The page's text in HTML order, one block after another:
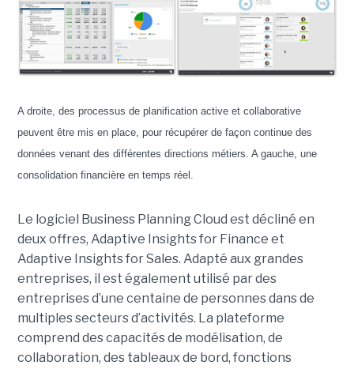
A droite, des processus de planification active et collaborative
peuvent être mis en place, pour récupérer de façon continue des
données venant des différentes directions métiers. A gauche, une
consolidation financière en temps réel.
Le logiciel Business Planning Cloud est décliné en
deux offres, Adaptive Insights for Finance et
Adaptive Insights for Sales. Adapté aux grandes
entreprises, il est également utilisé par des
entreprises d’une centaine de personnes dans de
multiples secteurs d’activités. La plateforme
comprend des capacités de modélisation, de
collaboration, des tableaux de bord, fonctions